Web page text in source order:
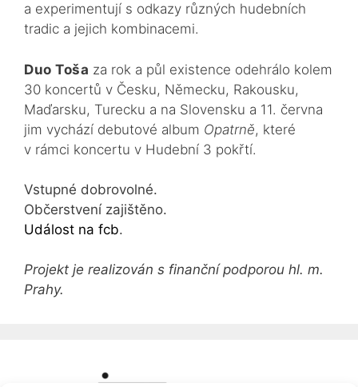
a experimentují s odkazy různých hudebních
tradic a jejich kombinacemi.
Duo Toša za rok a půl existence odehrálo kolem
30 koncertů v Česku, Německu, Rakousku,
Maďarsku, Turecku a na Slovensku a 11. června
jim vychází debutové album Opatrně, které
v rámci koncertu v Hudební 3 pokřtí.
Vstupné dobrovolné.
Občerstvení zajištěno.
Událost na fcb.
Projekt je realizován s finanční podporou hl. m.
Prahy.